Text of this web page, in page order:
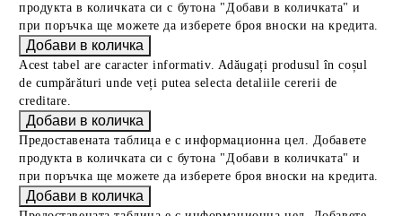
продукта в количката си с бутона "Добави в количката" и
при поръчка ще можете да изберете броя вноски на кредита.
Acest tabel are caracter informativ. Adăugați produsul în coșul
de cumpărături unde veți putea selecta detaliile cererii de
creditare.
Предоставената таблица е с информационна цел. Добавете
продукта в количката си с бутона "Добави в количката" и
при поръчка ще можете да изберете броя вноски на кредита.